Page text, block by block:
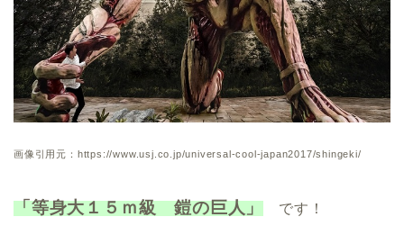
画像引用元：https://www.usj.co.jp/universal-cool-japan2017/shingeki/
「等身大１５ｍ級 鎧の巨人」 です！